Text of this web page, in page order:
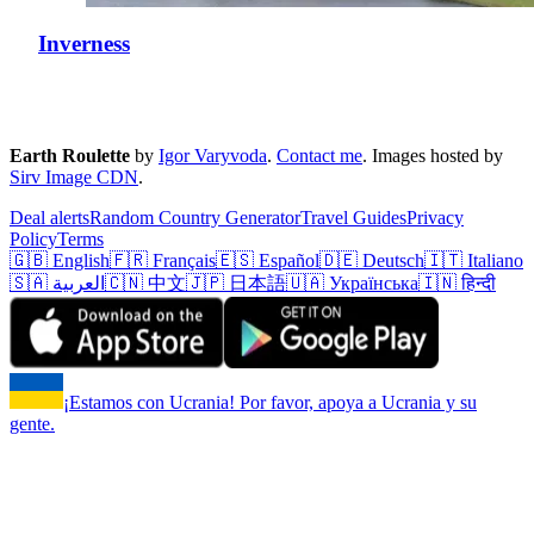
Inverness
Earth Roulette by Igor Varyvoda. Contact me. Images hosted by
Sirv Image CDN.
Deal alertsRandom Country GeneratorTravel GuidesPrivacy
PolicyTerms
🇬🇧 English🇫🇷 Français🇪🇸 Español🇩🇪 Deutsch🇮🇹 Italiano
🇸🇦 العربية 🇨🇳 中文🇯🇵 日本語🇺🇦 Українська🇮🇳 हिन्दी
¡Estamos con Ucrania! Por favor, apoya a Ucrania y su
gente.